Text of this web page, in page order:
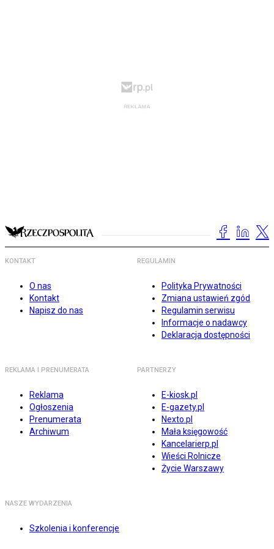
KONTAKT
O nas
Kontakt
Napisz do nas
REGULAMIN
Polityka Prywatności
Zmiana ustawień zgód
Regulamin serwisu
Informacje o nadawcy
Deklaracja dostępności
REKLAMA I PRENUMERATA
Reklama
Ogłoszenia
Prenumerata
Archiwum
PARTNERZY
E-kiosk.pl
E-gazety.pl
Nexto.pl
Mała księgowość
Kancelarierp.pl
Wieści Rolnicze
Życie Warszawy
NASZE WYDARZENIA
Szkolenia i konferencje